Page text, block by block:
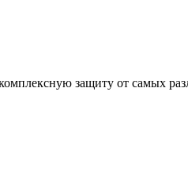
защиту от самых